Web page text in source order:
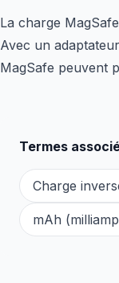
La charge
Avec un
MagSafe peuvent
Termes
Charge
mAh